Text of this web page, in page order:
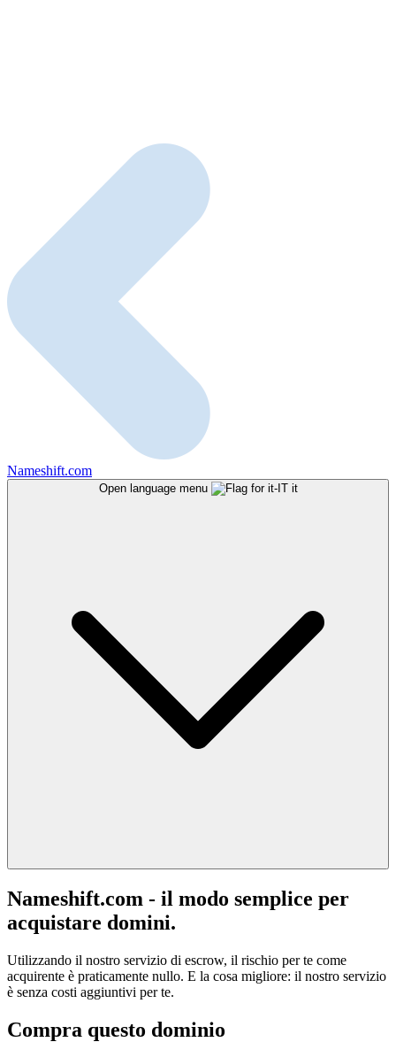
Nameshift.com
Open language menu it
Nameshift.com - il modo semplice per
acquistare domini.
Utilizzando il nostro servizio di escrow, il rischio per te come
acquirente è praticamente nullo. E la cosa migliore: il nostro servizio
è senza costi aggiuntivi per te.
Compra questo dominio